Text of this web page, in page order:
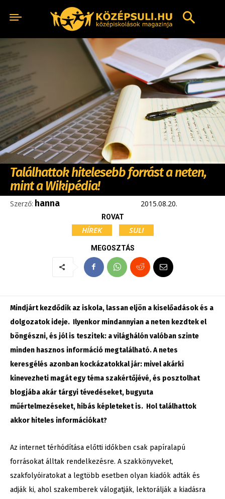
Találhattok hitelesebb forrást a neten,
mint a Wikipédia!
Szerző: hanna 2015.08.20.
ROVAT
HÍREK SULI
MEGOSZTÁS
Mindjárt kezdődik az iskola, lassan eljön a kiselőadások és a
dolgozatok ideje. Ilyenkor mindannyian a neten kezdtek el
böngészni, és jól is teszitek: a világhálón valóban szinte
minden hasznos információ megtalálható. A netes
keresgélés azonban kockázatokkal jár: mivel akárki
kinevezheti magát egy téma szakértőjévé, és posztolhat
blogjába akár tárgyi tévedéseket, bugyuta
műértelmezéseket, hibás képleteket is. Hol találhattok
akkor hiteles információkat?
Az internet térhódítása előtti időkben csak papíralapú
forrásokat álltak rendelkezésre. A szakkönyveket,
szakfolyóiratokat a legtöbb esetben olyan kiadók adták és
adják ki, ahol szakemberek válogatják, lektorálják a kiadásra